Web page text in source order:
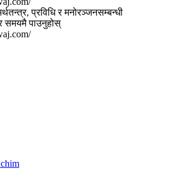
प्रविधि र मनोरञ्जनसम्बन्धी
समयमै पाउनुहोस्